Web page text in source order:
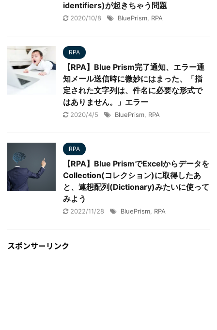
identifiers)が起きちゃう問題
2020/10/8 BluePrism RPA
RPA
【RPA】Blue Prism完了通知、エラー通
知メール送信時に微妙にはまった、「指
定された文字列は、件名に必要な形式で
はありません。」エラー
2020/4/5 BluePrism RPA
RPA
【RPA】Blue PrismでExcelからデータを
Collection(コレクション)に取得したあ
と、連想配列(Dictionary)みたいに使って
みよう
2022/11/28 BluePrism RPA
スポンサーリンク